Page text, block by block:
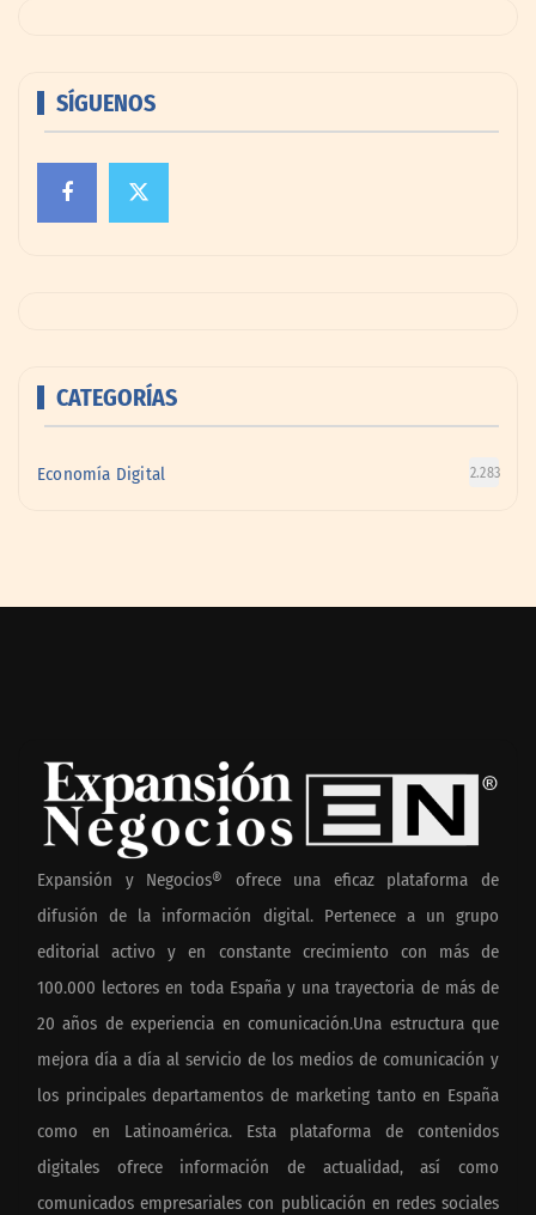
SÍGUENOS
CATEGORÍAS
Economía Digital 2.283
Expansión y Negocios® ofrece una eficaz plataforma de
difusión de la información digital. Pertenece a un grupo
editorial activo y en constante crecimiento con más de
100.000 lectores en toda España y una trayectoria de más de
20 años de experiencia en comunicación.Una estructura que
mejora día a día al servicio de los medios de comunicación y
los principales departamentos de marketing tanto en España
como en Latinoamérica. Esta plataforma de contenidos
digitales ofrece información de actualidad, así como
comunicados empresariales con publicación en redes sociales